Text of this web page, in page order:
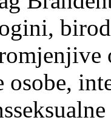
osobe,